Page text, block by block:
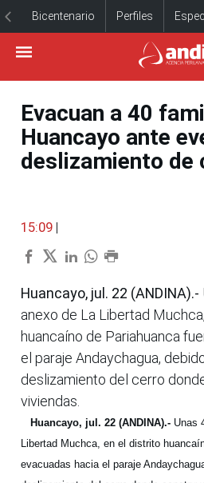
Bicentenario Perfiles
Evacuan a 40
Huancayo ante
deslizamiento de
15:09 |
Huancayo, jul. 22 (ANDINA).-
anexo de La Libertad
huancaíno de Pariahuanca
el paraje Andaychagua,
deslizamiento del cerro
viviendas.
Huancayo, jul. 22 (ANDINA).- Unas
Libertad Muchca, en el distrito
evacuadas hacia el paraje